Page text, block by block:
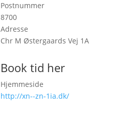
Postnummer
8700
Adresse
Chr M Østergaards Vej 1A
Book tid her
Hjemmeside
http://xn--zn-1ia.dk/